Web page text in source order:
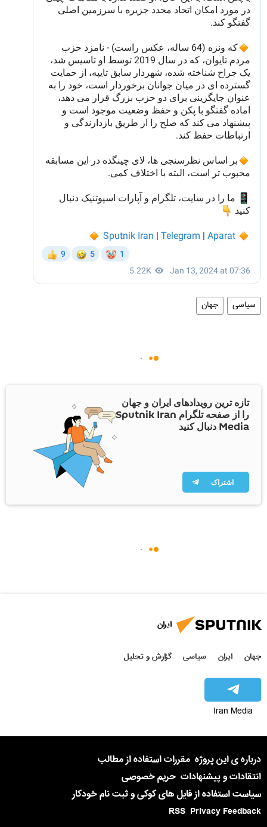
سیاسی جهان
تازه ترین رویدادهای ایران و جهان
را از صفحه تلگرام Sputnik Iran
Media دنبال کنید
اشتراک
ایران
جهان ایران سیاسی گزارش و تحلیل
Iran Media
درباره ی این پروژه مقررات استفاده از مطالب
انتقادات و پیشنهادات حریم خصوصی
سیاست استفاده از فایل های کوکی و ثبت نام خودکار
Privacy Feedback
RSS